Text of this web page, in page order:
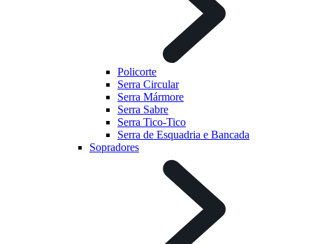
Policorte
Serra Circular
Serra Mármore
Serra Sabre
Serra Tico-Tico
Serra de Esquadria e Bancada
Sopradores